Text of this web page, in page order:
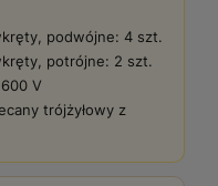
podwójne: 4 szt.
potrójne: 2 szt.
V
trójżyłowy z